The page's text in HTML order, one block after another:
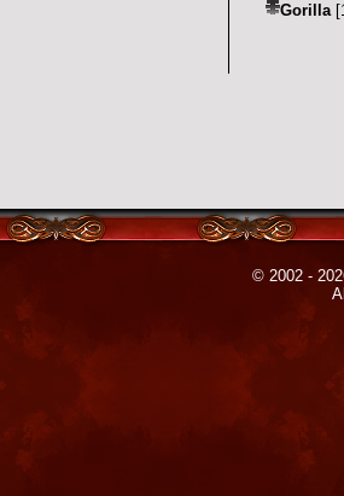
Gorilla
© 2002 -